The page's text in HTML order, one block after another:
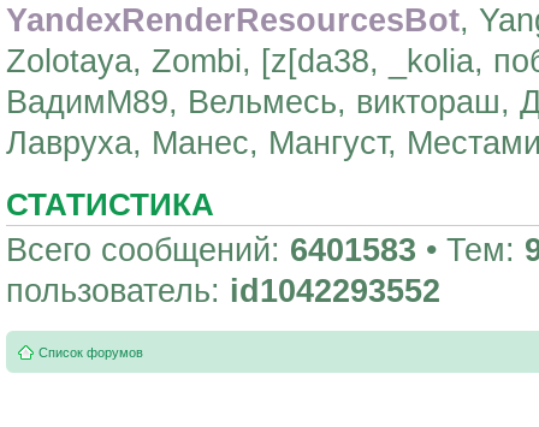
YandexRenderResourcesBot,
Zolotaya, Zombi, [z[da38, _kolia,
ВадимМ89, Вельмесь, виктораш,
Лавруха, Манес, Мангуст,
СТАТИСТИКА
Всего сообщений: 6401583 • Тем:
пользователь: id1042293552
Список форумов